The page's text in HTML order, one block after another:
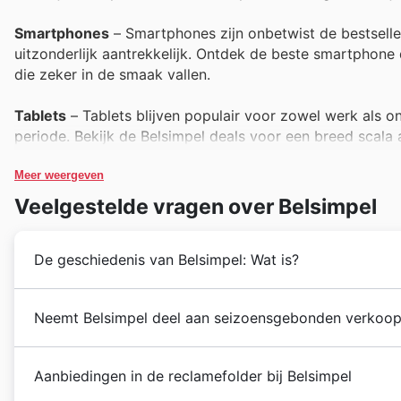
Smartphones – Smartphones zijn onbetwist de
uitzonderlijk aantrekkelijk. Ontdek de beste
die zeker in de smaak vallen.
Tablets – Tablets blijven populair voor zowel werk als
periode. Bekijk de Belsimpel deals voor een breed
Laptops– Voor studenten, professionals en
tijdens Black Friday. Deze aanbiedingen in de
Belsimpel deals van dit jaar.
onmisbaar tijdens Black Friday. Met de diverse
Meer weergeven
Veelgestelde vragen over Belsimpel
De geschiedenis van Belsimpel: Wat is?
ensmartphones te transformeren. Met een
toonaangevende speler in Nederland. Hun expertise
elektronicaheeft hen geholpen een sterke reputatie
continu te innoveren, hebben ze hun aanbod
Neemt Belsimpel deel aan seizoensgebonden
fantastische aanbiedingen. Deze speciale periodes
Aanbiedingen in de reclamefolder bij Belsimpel